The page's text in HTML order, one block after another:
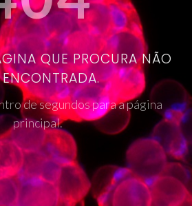
QUE PROCURA NÃO
de segundos para a página
principal.